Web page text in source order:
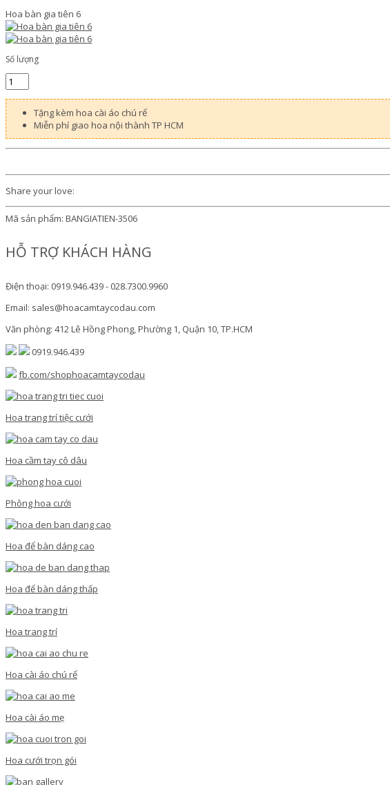
Hoa bàn gia tiên 6
Số lượng
Tặng kèm hoa cài áo chú rể
Miễn phí giao hoa nội thành TP HCM
Share your love:
Mã sản phẩm: BANGIATIEN-3506
HỖ TRỢ KHÁCH HÀNG
Điện thoại: 0919.946.439 - 028.7300.9960
Email: sales@hoacamtaycodau.com
Văn phòng: 412 Lê Hồng Phong, Phường 1, Quận 10, TP.HCM
0919.946.439
fb.com/shophoacamtaycodau
Hoa trang trí tiệc cưới
Hoa cầm tay cô dâu
Phông hoa cưới
Hoa để bàn dáng cao
Hoa để bàn dáng thấp
Hoa trang trí
Hoa cài áo chú rể
Hoa cài áo mẹ
Hoa cưới trọn gói